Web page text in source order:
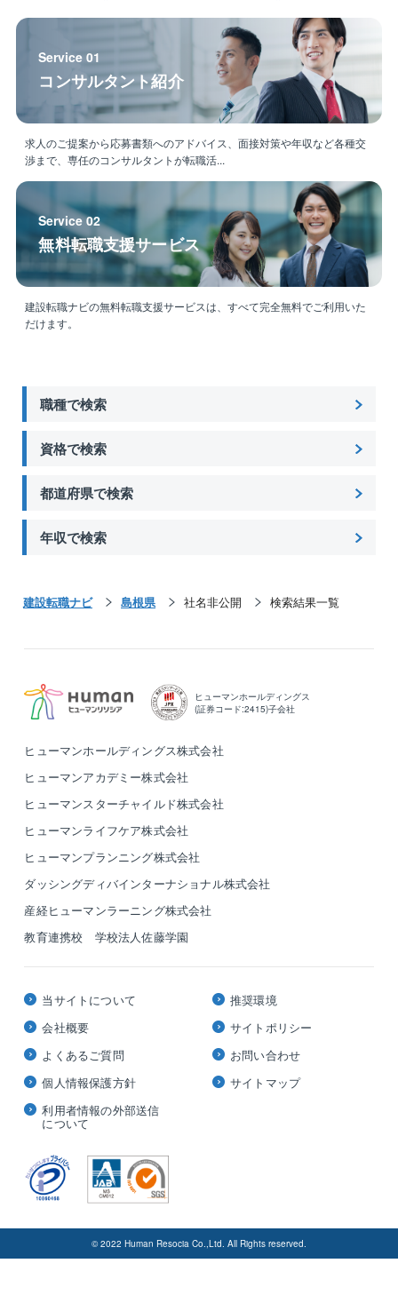
Service 01
コンサルタント紹介
求人のご提案から応募書類へのアドバイス、面接対策や年収など各種交
渉まで、専任のコンサルタントが転職活...
Service 02
無料転職支援サービス
建設転職ナビの無料転職支援サービスは、すべて完全無料でご利用いた
だけます。
職種で検索
資格で検索
都道府県で検索
年収で検索
建設転職ナビ 島根県 社名非公開 検索結果一覧
ヒューマンホールディングス
(証券コード:2415)子会社
ヒューマンホールディングス株式会社
ヒューマンアカデミー株式会社
ヒューマンスターチャイルド株式会社
ヒューマンライフケア株式会社
ヒューマンプランニング株式会社
ダッシングディバインターナショナル株式会社
産経ヒューマンラーニング株式会社
教育連携校 学校法人佐藤学園
当サイトについて
会社概要
よくあるご質問
個人情報保護方針
利用者情報の外部送信
について
推奨環境
サイトポリシー
お問い合わせ
サイトマップ
© 2022 Human Resocia Co.,Ltd. All Rights reserved.